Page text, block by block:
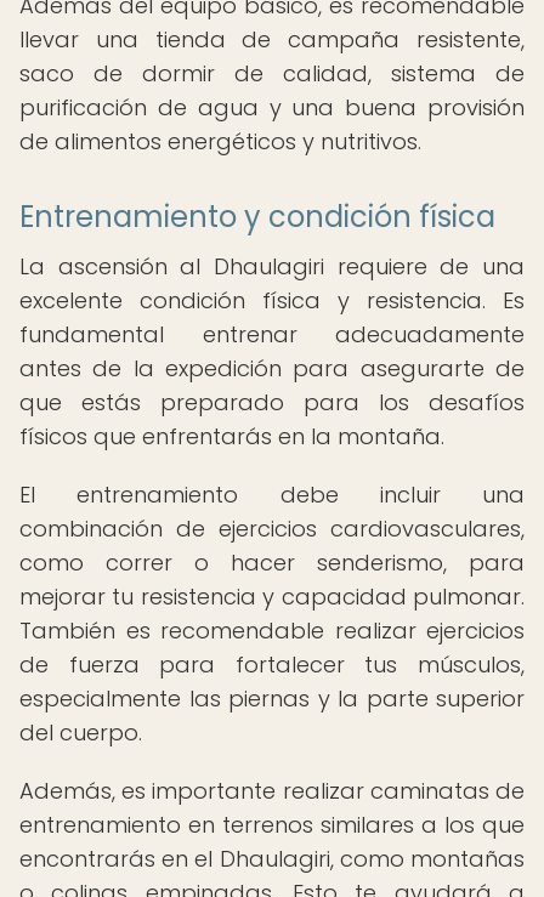
llevar una tienda de campaña resistente,
saco de dormir de calidad, sistema de
purificación de agua y una buena provisión
de alimentos energéticos y nutritivos.
Entrenamiento y condición física
La ascensión al Dhaulagiri requiere de una
excelente condición física y resistencia. Es
fundamental entrenar adecuadamente
antes de la expedición para asegurarte de
que estás preparado para los desafíos
físicos que enfrentarás en la montaña.
El entrenamiento debe incluir una
combinación de ejercicios cardiovasculares,
como correr o hacer senderismo, para
mejorar tu resistencia y capacidad pulmonar.
También es recomendable realizar ejercicios
de fuerza para fortalecer tus músculos,
especialmente las piernas y la parte superior
del cuerpo.
Además, es importante realizar caminatas de
entrenamiento en terrenos similares a los que
encontrarás en el Dhaulagiri, como montañas